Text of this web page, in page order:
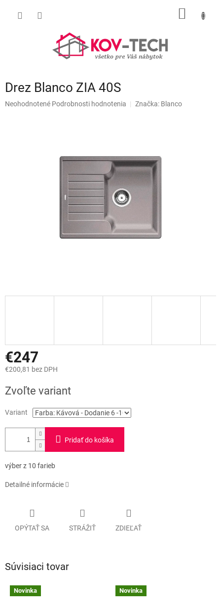
Drez Blanco ZIA 40S
Priemerné
Neohodnotené Podrobnosti hodnotenia Značka: Blanco
€247
€200,81 bez DPH
cena:
Zvoľte variant
Variant
Pridať do košíka
výber z 10 farieb
Detailné informácie
OPÝTAŤ SA STRÁŽIŤ ZDIEĽAŤ
Súvisiaci tovar
Novinka Novinka